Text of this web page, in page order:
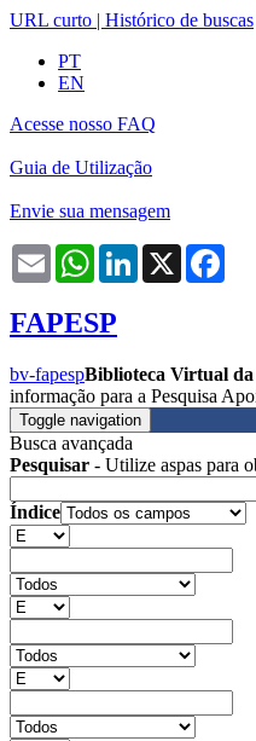
URL curto | Histórico de buscas
PT
EN
Acesse nosso FAQ
Guia de Utilização
Envie sua mensagem
Email WhatsAppLinkedIn
X
FAPESP
bv-fapespBiblioteca Virtual
informação para a Pesquisa
Toggle navigation
Busca avançada
Pesquisar - Utilize aspas para
Índice